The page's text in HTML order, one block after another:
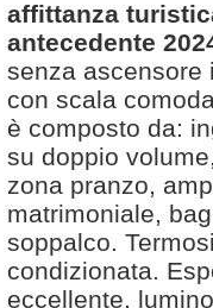
affittanza
antecedente
senza ascensore
con scala
è composto da:
su doppio
zona pranzo,
matrimoniale,
soppalco.
condizionata.
eccellente,